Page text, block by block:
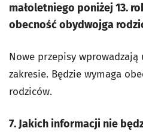
małoletniego poniżej 13.
obecność obydwojga
Nowe przepisy wprowadzają
zakresie. Będzie wymaga
rodziców.
7. Jakich informacji nie